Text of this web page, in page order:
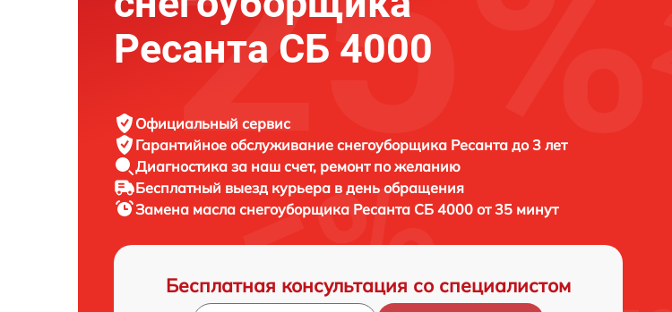
Ресанта СБ 4000
Официальный сервис
Гарантийное обслуживание снегоуборщика Ресанта до 3 лет
Диагностика за наш счет, ремонт по желанию
Бесплатный выезд курьера в день обращения
Замена масла снегоуборщика Ресанта СБ 4000 от 35 минут
Бесплатная консультация со специалистом